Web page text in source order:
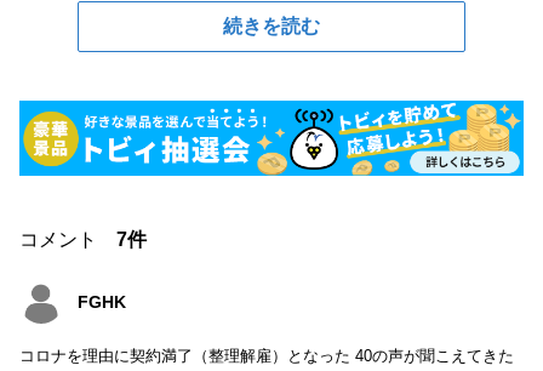
続きを読む
コメント 7件
FGHK
コロナを理由に契約満了（整理解雇）となった 40の声が聞こえてきた